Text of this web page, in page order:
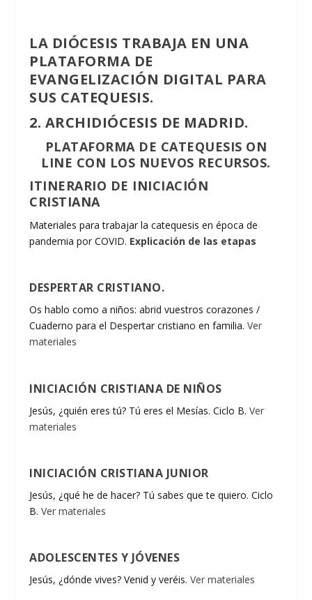
LA DIÓCESIS TRABAJA EN UNA
PLATAFORMA DE
EVANGELIZACIÓN DIGITAL PARA
SUS CATEQUESIS.
2. ARCHIDIÓCESIS DE MADRID.
PLATAFORMA DE CATEQUESIS ON
LINE CON LOS NUEVOS RECURSOS.
ITINERARIO DE INICIACIÓN
CRISTIANA
Materiales para trabajar la catequesis en época de
pandemia por COVID. Explicación de las etapas
DESPERTAR CRISTIANO.
Os hablo como a niños: abrid vuestros corazones /
Cuaderno para el Despertar cristiano en familia.Ver
materiales
INICIACIÓN CRISTIANA DE NIÑOS
Jesús, ¿quién eres tú? Tú eres el Mesías. Ciclo B.Ver
materiales
INICIACIÓN CRISTIANA JUNIOR
Jesús, ¿qué he de hacer? Tú sabes que te quiero. Ciclo
B.Ver materiales
ADOLESCENTES Y JÓVENES
Jesús, ¿dónde vives? Venid y veréis.Ver materiales